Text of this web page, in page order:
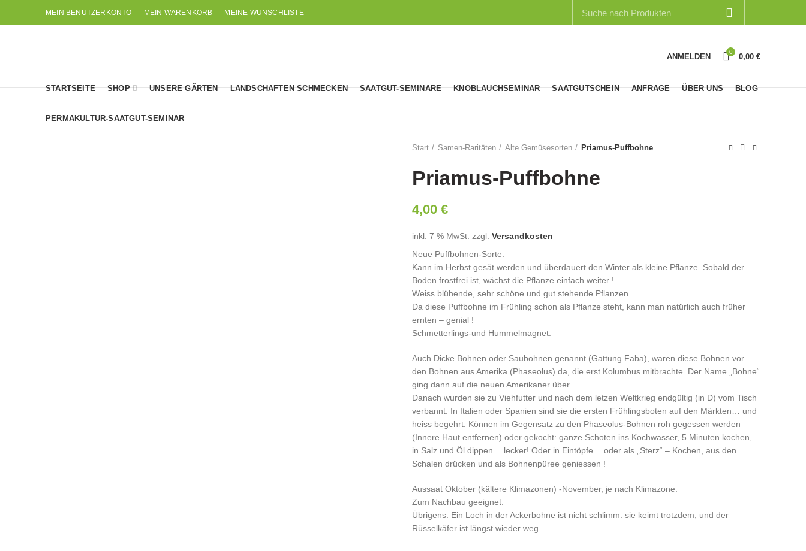
MEIN BENUTZERKONTO MEIN WARENKORB MEINE WUNSCHLISTE
ANMELDEN 0 0,00 €
STARTSEITE SHOP UNSERE GÄRTEN LANDSCHAFTEN SCHMECKEN SAATGUT-SEMINARE KNOBLAUCHSEMINAR SAATGUTSCHEIN ANFRAGE ÜBER UNS BLOG
PERMAKULTUR-SAATGUT-SEMINAR
Start Samen-Raritäten Alte Gemüsesorten Priamus-Puffbohne
Priamus-Puffbohne
4,00 €
inkl. 7 % MwSt. zzgl. Versandkosten
Neue Puffbohnen-Sorte.
Kann im Herbst gesät werden und überdauert den Winter als kleine Pflanze. Sobald der
Boden frostfrei ist, wächst die Pflanze einfach weiter !
Weiss blühende, sehr schöne und gut stehende Pflanzen.
Da diese Puffbohne im Frühling schon als Pflanze steht, kann man natürlich auch früher
ernten – genial !
Schmetterlings-und Hummelmagnet.
Auch Dicke Bohnen oder Saubohnen genannt (Gattung Faba), waren diese Bohnen vor
den Bohnen aus Amerika (Phaseolus) da, die erst Kolumbus mitbrachte. Der Name „Bohne“
ging dann auf die neuen Amerikaner über.
Danach wurden sie zu Viehfutter und nach dem letzen Weltkrieg endgültig (in D) vom Tisch
verbannt. In Italien oder Spanien sind sie die ersten Frühlingsboten auf den Märkten… und
heiss begehrt. Können im Gegensatz zu den Phaseolus-Bohnen roh gegessen werden
(Innere Haut entfernen) oder gekocht: ganze Schoten ins Kochwasser, 5 Minuten kochen,
in Salz und Öl dippen… lecker! Oder in Eintöpfe… oder als „Sterz“ – Kochen, aus den
Schalen drücken und als Bohnenpüree geniessen !
Aussaat Oktober (kältere Klimazonen) -November, je nach Klimazone.
Zum Nachbau geeignet.
Übrigens: Ein Loch in der Ackerbohne ist nicht schlimm: sie keimt trotzdem, und der
Rüsselkäfer ist längst wieder weg…